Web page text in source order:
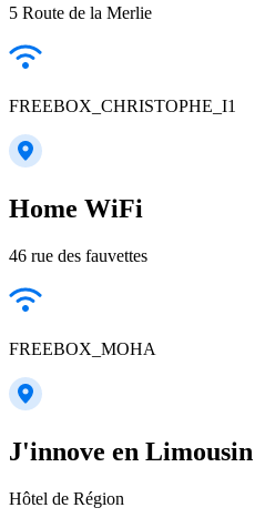
5 Route de la Merlie
FREEBOX_CHRISTOPHE_I1
Home WiFi
46 rue des fauvettes
FREEBOX_MOHA
J'innove en Limousin
Hôtel de Région